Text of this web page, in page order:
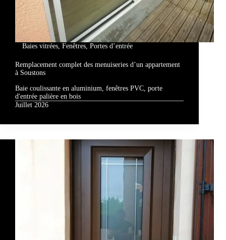
Baies vitrées, Fenêtres, Portes d’entrée
Remplacement complet des menuiseries d’un appartement
à Soustons
Baie coulissante en aluminium, fenêtres PVC, porte
d'entrée palière en bois
Juillet 2026